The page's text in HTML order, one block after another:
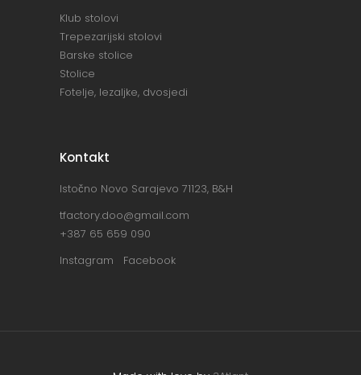
Klub stolovi
Trepezarijski stolovi
Barske stolice
Stolice
Fotelje, lezaljke, dvosjedi
Kontakt
Istočno Novo Sarajevo 71123, B&H
tfactory.doo@gmail.com
+387 65 659 090
Instagram Facebook